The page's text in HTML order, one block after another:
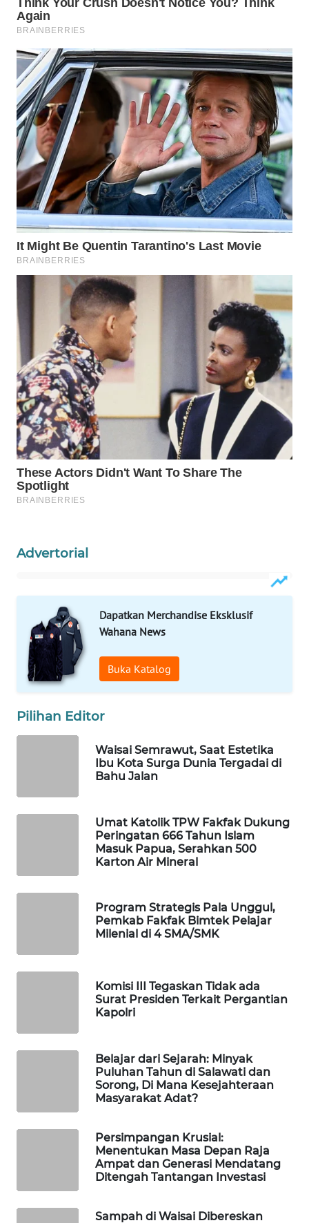
Advertorial
Dapatkan Merchandise Eksklusif
Wahana News
Buka Katalog
Pilihan Editor
Waisai Semrawut, Saat Estetika
Ibu Kota Surga Dunia Tergadai di
Bahu Jalan
Umat Katolik TPW Fakfak Dukung
Peringatan 666 Tahun Islam
Masuk Papua, Serahkan 500
Karton Air Mineral
Program Strategis Pala Unggul,
Pemkab Fakfak Bimtek Pelajar
Milenial di 4 SMA/SMK
Komisi III Tegaskan Tidak ada
Surat Presiden Terkait Pergantian
Kapolri
Belajar dari Sejarah: Minyak
Puluhan Tahun di Salawati dan
Sorong, Di Mana Kesejahteraan
Masyarakat Adat?
Persimpangan Krusial:
Menentukan Masa Depan Raja
Ampat dan Generasi Mendatang
Ditengah Tantangan Investasi
Sampah di Waisai Dibereskan
Wahana
Media
WAHANA
NEWS
WAHANA
TANI
WAHANA
ADVOKAT
WAHANA
WAHANA
KONSUMEN
WAHANA
LISTRIK
WAHANA
TRAVEL
WAHANA
TV
WAHANANEWS
ID
NET
WAHANA
SPORT
WAHANA
WAHANA
PERSONA
DESA
Wahana
WALINKI